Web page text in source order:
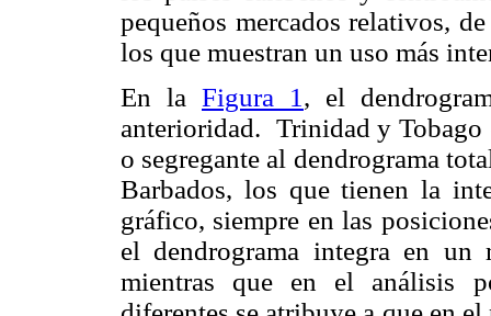
pequeños mercados relativos,
los que muestran un uso más
En la Figura 1 , el
anterioridad. Trinidad y Tobago
o segregante al dendrograma
Barbados, los que tienen la
gráfico, siempre en las
el dendrograma integra en
mientras que en el análisis